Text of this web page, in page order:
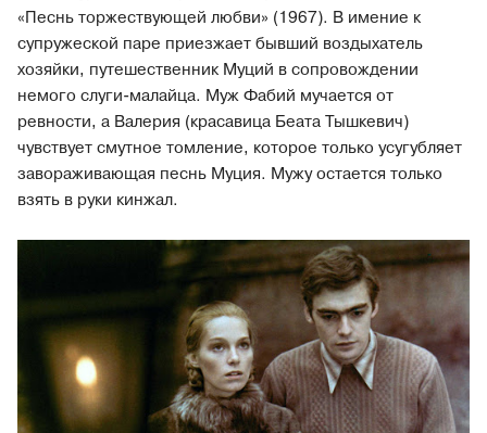
«Песнь торжествующей любви» (1967). В имение к
супружеской паре приезжает бывший воздыхатель
хозяйки, путешественник Муций в сопровождении
немого слуги-малайца. Муж Фабий мучается от
ревности, а Валерия (красавица Беата Тышкевич)
чувствует смутное томление, которое только усугубляет
завораживающая песнь Муция. Мужу остается только
взять в руки кинжал.